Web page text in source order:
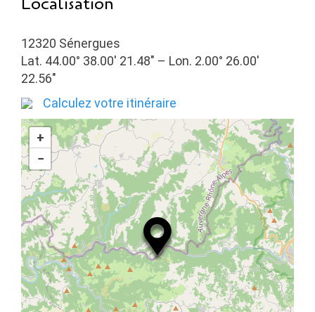
12320 Sénergues
Lat. 44.00° 38.00′ 21.48″ – Lon. 2.00° 26.00′
22.56″
Calculez votre itinéraire
+
−